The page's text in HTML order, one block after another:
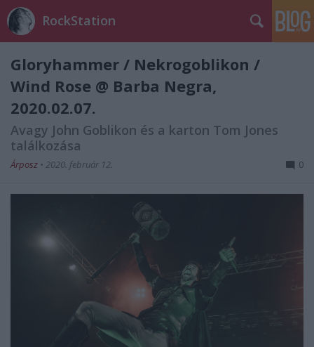
RockStation
Gloryhammer / Nekrogoblikon /
Wind Rose @ Barba Negra,
2020.02.07.
Avagy John Goblikon és a karton Tom Jones
találkozása
Árposz • 2020. február 12. 0